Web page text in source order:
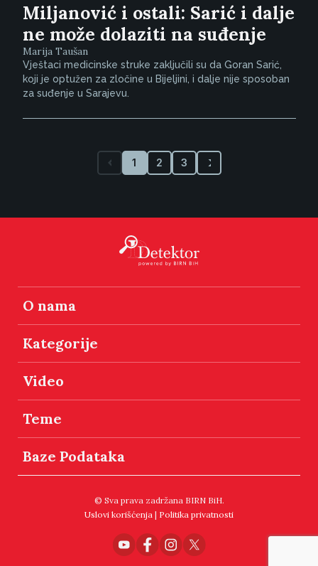
Miljanović i ostali: Sarić i dalje
ne može dolaziti na suđenje
Marija Taušan
Vještaci medicinske struke zaključili su da Goran Sarić,
koji je optužen za zločine u Bijeljini, i dalje nije sposoban
za suđenje u Sarajevu.
1 2 3
O nama
Kategorije
Video
Teme
Baze Podataka
© Sva prava zadržana BIRN BiH.
Uslovi korišćenja | Politika privatnosti